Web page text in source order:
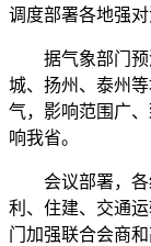
调度部署各地强对
据气象部门预
城、扬州、泰州
气，影响范围广
响我省。
会议部署，各
利、住建、交通
门加强联合会商